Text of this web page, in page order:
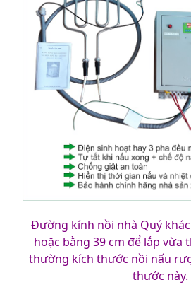
Đường kính nồi nhà Quý
hoặc bằng 39 cm để lắp vừa
thường kích thước nồi nấu
thước này.